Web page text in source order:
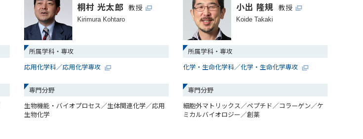
桐村 光太郎 教授
Kirimura Kohtaro
所属学科・専攻
応用化学科／応用化学専攻
専門分野
生物機能・バイオプロセス／生体関連化学／応用
生物化学
小出 隆規 教授
Koide Takaki
所属学科・専攻
化学・生命化学科／化学・生命化学専攻
専門分野
細胞外マトリックス／ペプチド／コラーゲン／ケ
ミカルバイオロジー／創薬